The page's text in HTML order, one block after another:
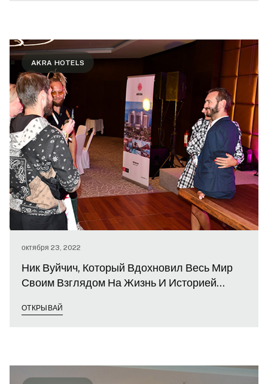
октября 23, 2022
Ник Вуйчич, Который Вдохновил Весь Мир
Своим Взглядом На Жизнь И Историей
ОТКРЫВАЙ
AKRA HOTELS